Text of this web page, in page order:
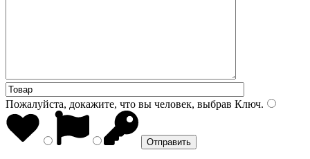
Пожалуйста, докажите, что вы человек, выбрав Ключ.